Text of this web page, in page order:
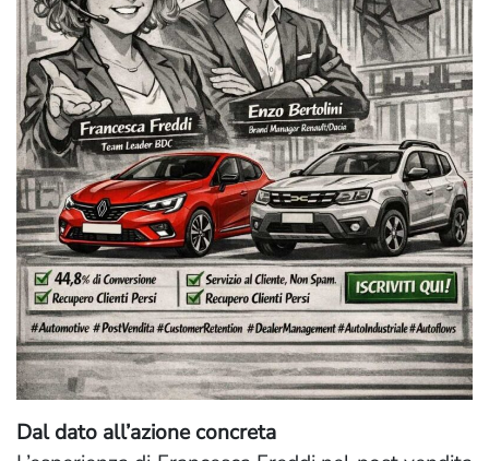
Dal dato all’azione concreta